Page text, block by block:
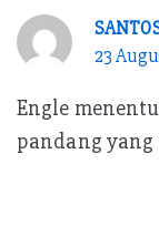
23
Engle
pandang yang